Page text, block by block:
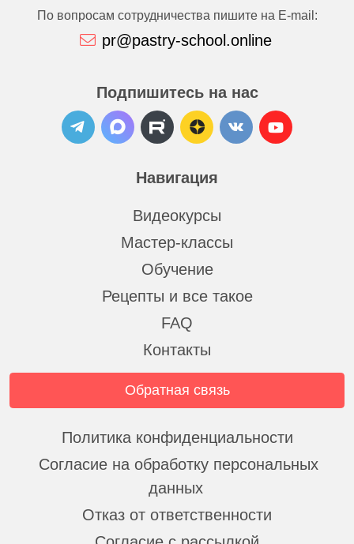
Навигация
Видеокурсы
Мастер-классы
Обучение
Рецепты и все такое
FAQ
Контакты
По вопросам сотрудничества пишите на E-mail:
pr@pastry-school.online
Подпишитесь на нас
Обратная связь
Политика конфиденциальности
Согласие на обработку персональных
данных
Отказ от ответственности